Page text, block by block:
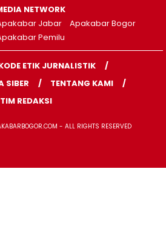
NETWORK
Jabar
Apakabar Bogor
Pemilu
ETIK JURNALISTIK
SIBER
TENTANG KAMI
TIM REDAKSI
- ALL RIGHTS RESERVED